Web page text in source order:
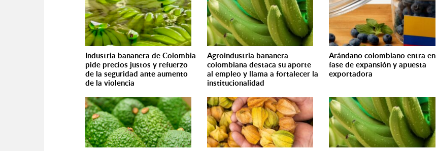
Industria bananera de Colombia
pide precios justos y refuerzo
de la seguridad ante aumento
de la violencia
Agroindustria bananera
colombiana destaca su aporte
al empleo y llama a fortalecer la
institucionalidad
Arándano colombiano entra en
fase de expansión y apuesta
exportadora